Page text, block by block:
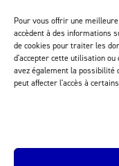
Pour vous offrir une
accèdent à des informations
de cookies pour traiter les
d'accepter cette utilisation ou
avez également la possibilité
peut affecter l'accès à